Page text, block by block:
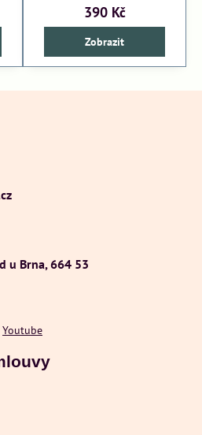
390 Kč
Zobrazit
u Brna, 664 53
Youtube